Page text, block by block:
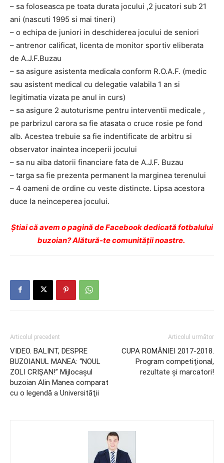
– sa foloseasca pe toata durata jocului ,2 jucatori sub 21
ani (nascuti 1995 si mai tineri)
– o echipa de juniori in deschiderea jocului de seniori
– antrenor calificat, licenta de monitor sportiv eliberata
de A.J.F.Buzau
– sa asigure asistenta medicala conform R.O.A.F. (medic
sau asistent medical cu delegatie valabila 1 an si
legitimatia vizata pe anul in curs)
– sa asigure 2 autoturisme pentru interventii medicale ,
pe parbrizul carora sa fie atasata o cruce rosie pe fond
alb. Acestea trebuie sa fie indentificate de arbitru si
observator inaintea inceperii jocului
– sa nu aiba datorii financiare fata de A.J.F. Buzau
– targa sa fie prezenta permanent la marginea terenului
– 4 oameni de ordine cu veste distincte. Lipsa acestora
duce la neinceperea jocului.
Ştiai că avem o pagină de Facebook dedicată fotbalului
buzoian? Alătură-te comunității noastre.
Articolul precedent
VIDEO. BALINT, DESPRE
BUZOIANUL MANEA: “NOUL
ZOLI CRIŞAN!” Mijlocaşul
buzoian Alin Manea comparat
cu o legendă a Universităţii
Articolul următor
CUPA ROMÂNIEI 2017-2018.
Program competiţional,
rezultate şi marcatori!